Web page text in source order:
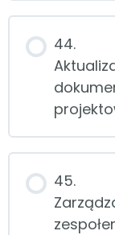
44.
45.